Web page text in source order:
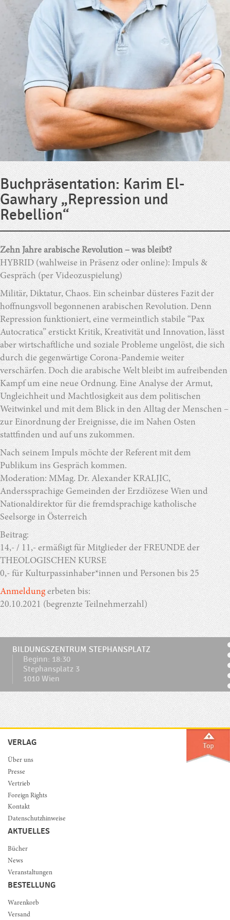
Buchpräsentation: Karim El-
Gawhary „Repression und
Rebellion“
Zehn Jahre arabische Revolution – was bleibt?
HYBRID (wahlweise in Präsenz oder online): Impuls &
Gespräch (per Videozuspielung)
Militär, Diktatur, Chaos. Ein scheinbar düsteres Fazit der
hoffnungsvoll begonnenen arabischen Revolution. Denn
Repression funktioniert, eine vermeintlich stabile “Pax
Autocratica” erstickt Kritik, Kreativität und Innovation, lässt
aber wirtschaftliche und soziale Probleme ungelöst, die sich
durch die gegenwärtige Corona-Pandemie weiter
verschärfen. Doch die arabische Welt bleibt im aufreibenden
Kampf um eine neue Ordnung. Eine Analyse der Armut,
Ungleichheit und Machtlosigkeit aus dem politischen
Weitwinkel und mit dem Blick in den Alltag der Menschen –
zur Einordnung der Ereignisse, die im Nahen Osten
stattfinden und auf uns zukommen.
Nach seinem Impuls möchte der Referent mit dem
Publikum ins Gespräch kommen.
Moderation: MMag. Dr. Alexander KRALJIC,
Anderssprachige Gemeinden der Erzdiözese Wien und
Nationaldirektor für die fremdsprachige katholische
Seelsorge in Österreich
Beitrag:
14,- / 11,- ermäßigt für Mitglieder der FREUNDE der
THEOLOGISCHEN KURSE
0,- für Kulturpassinhaber*innen und Personen bis 25
Anmeldungerbeten bis:
20.10.2021 (begrenzte Teilnehmerzahl)
BILDUNGSZENTRUM STEPHANSPLATZ
Beginn: 18:30
Stephansplatz 3
1010 Wien
VERLAG
Über uns
Presse
Vertrieb
Foreign Rights
Kontakt
Datenschutzhinweise
AKTUELLES
Bücher
News
Veranstaltungen
BESTELLUNG
Warenkorb
Versand